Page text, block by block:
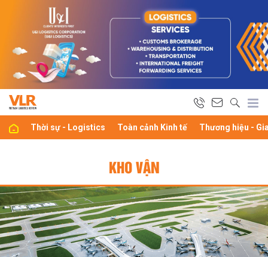
Thời sự - Logistics Toàn cảnh Kinh tế Thương hiệu -
KHO VẬN